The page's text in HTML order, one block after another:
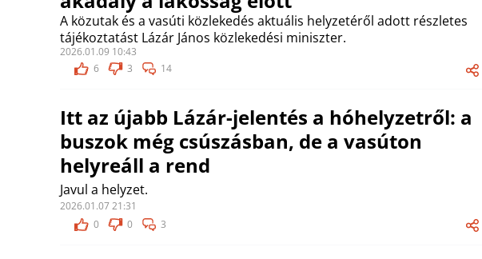
A közutak és a vasúti közlekedés aktuális helyzetéről adott részletes
tájékoztatást Lázár János közlekedési miniszter.
2026.01.09 10:43
6
3 14
Itt az újabb Lázár-jelentés a hóhelyzetről: a
buszok még csúszásban, de a vasúton
helyreáll a rend
Javul a helyzet.
2026.01.07 21:31
0
0 3